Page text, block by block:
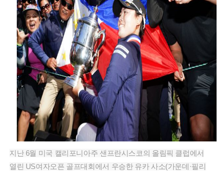
지난 6월 미국 캘리포니아주 샌프란시스코의 올림픽 클럽에서
열린 US여자오픈 골프대회에서 우승한 유카 사소(가운데·필리